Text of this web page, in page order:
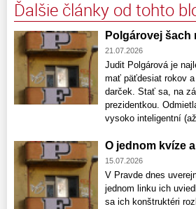
Ďalšie články od tohto
Polgárovej šach
21.07.2026
Judit Polgárová je
mať päťdesiat rokov
darček. Stať sa, na
prezidentkou.
vysoko inteligentní
O jednom kvíze
15.07.2026
V Pravde dnes
jednom linku ich
sa ich konštruktéri